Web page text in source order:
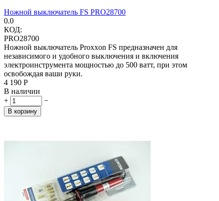
Ножной выключатель FS PRO28700
0.0
КОД:
PRO28700
Ножной выключатель Proxxon FS предназначен для
независимого и удобного выключения и включения
электроинструмента мощностью до 500 ватт, при этом
освобождая ваши руки.
4 190 Р
В наличии
+
−
В корзину